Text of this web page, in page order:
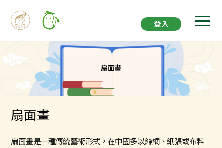
登入
扇面畫
扇面畫
扇面畫是一種傳統藝術形式，在中國多以絲綢、紙張或布料